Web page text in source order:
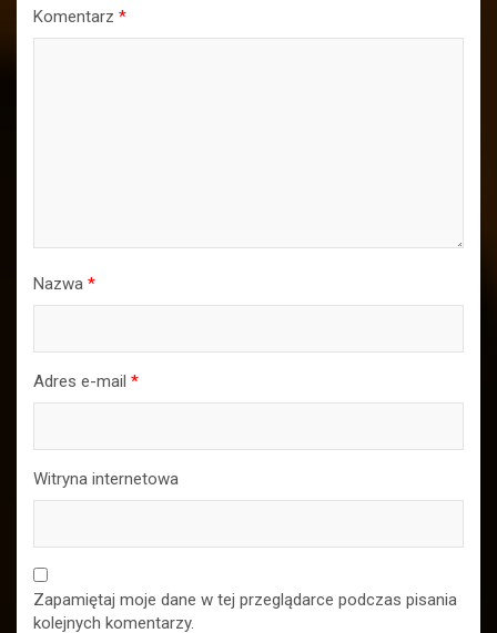
Komentarz *
Nazwa *
Adres e-mail *
Witryna internetowa
Zapamiętaj moje dane w tej przeglądarce podczas pisania
kolejnych komentarzy.